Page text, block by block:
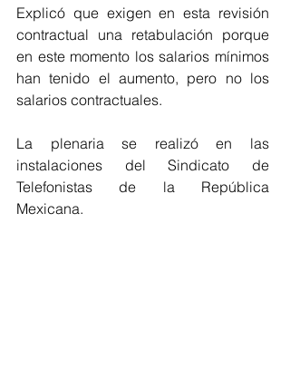
Explicó que exigen en esta revisión
contractual una retabulación porque
en este momento los salarios mínimos
han tenido el aumento, pero no los
salarios contractuales.
La plenaria se realizó en las
instalaciones del Sindicato de
Telefonistas de la República
Mexicana.